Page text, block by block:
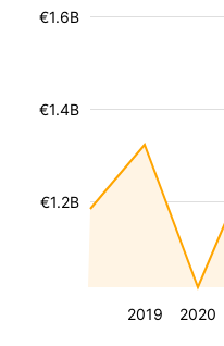
2019 2020
€1.2B
€1.4B
€1.6B